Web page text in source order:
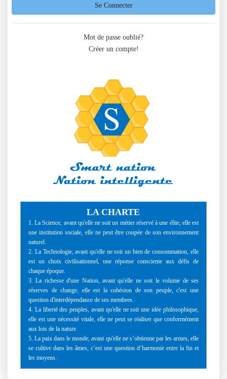
Se Connecter
Mot de passe oublié?
Créer un compte!
LA CHARTE
1. La Science, avant qu'elle ne soit un métier réservé à une élite, elle est
une institution sociale, elle ne peut être coupée de son environnement
naturel.
2. La Technologie, avant qu'elle ne soit un bien de consommation, elle
est un choix civilisationnel, une réponse consciente aux défis de
chaque époque.
3. La richesse d'une Nation, avant qu'elle ne soit le volume de ses
réserves de change, elle est la cohésion de son peuple, c'est une
question d'interdépendance de ses membres.
4. La liberté des peuples, avant qu'elle ne soit une idée philosophique,
elle est une nécessité vitale, elle ne peut se réaliser que conformément
aux lois de la nature.
5. La paix dans le monde, avant qu'elle ne s’obtienne par les armes, elle
se cultive dans les âmes, c’est une question d’harmonie entre la fin et
les moyens.